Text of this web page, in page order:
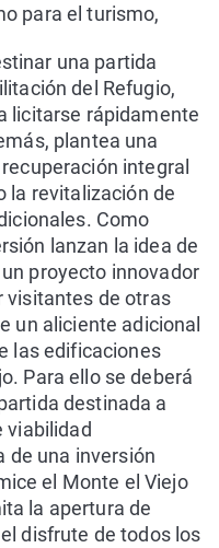
para el turismo,
una partida
del Refugio,
licitarse rápidamente
plantea una
integral
la revitalización de
Como
lanzan la idea de
proyecto innovador
visitantes de otras
un aliciente adicional
las edificaciones
Para ello se deberá
destinada a
viabilidad
de una inversión
el Monte el Viejo
la apertura de
disfrute de todos los